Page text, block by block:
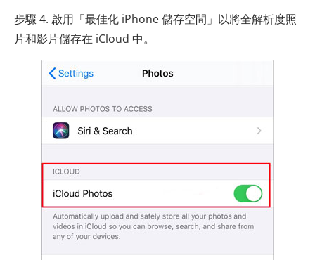
步驟 4. 啟用「最佳化 iPhone 儲存空間」以將全解析度照
片和影片儲存在 iCloud 中。